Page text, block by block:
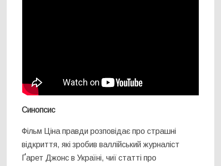
Синопсис
Фільм Ціна правди розповідає про страшні
відкриття, які зробив валлійський журналіст
Ґарет Джонс в Україні, чиї статті про